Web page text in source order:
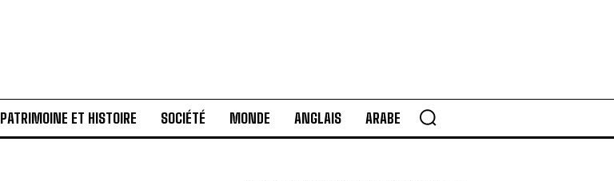
PATRIMOINE ET HISTOIRE SOCIÉTÉ MONDE ANGLAIS ARABE